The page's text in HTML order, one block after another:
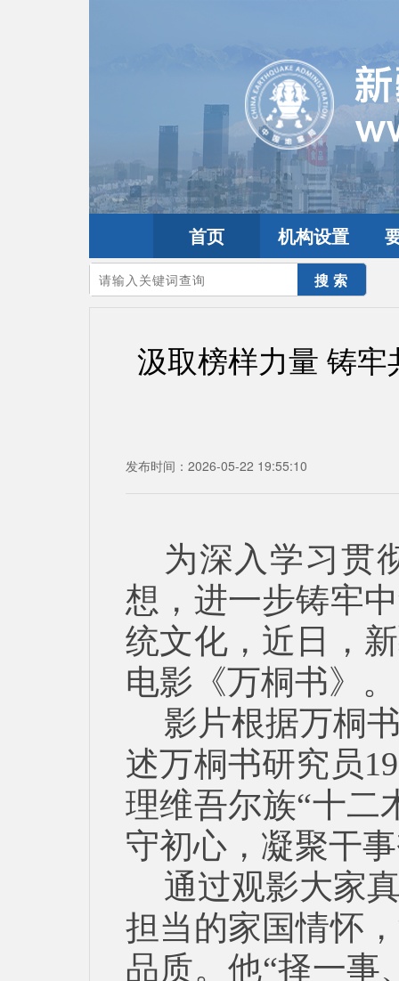
首页 机构设置
您的当前位置：首页>要闻动态
汲取榜样力量 铸
发布时间：2026-05-22 19:55:10
为深入学习贯
想，进一步铸牢
统文化，近日，
电影《万桐书》。
影片根据万桐
述万桐书研究员
理维吾尔族“十二
守初心，凝聚干
通过观影大家
担当的家国情怀
品质。他“择一事